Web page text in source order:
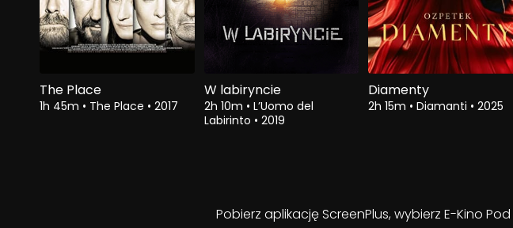
The Place
1h 45m • The Place • 2017
W labiryncie
2h 10m • L’Uomo del
Labirinto • 2019
Diamenty
2h 15m • Diamanti • 2025
Pobierz aplikację ScreenPlus, wybierz E-Kino